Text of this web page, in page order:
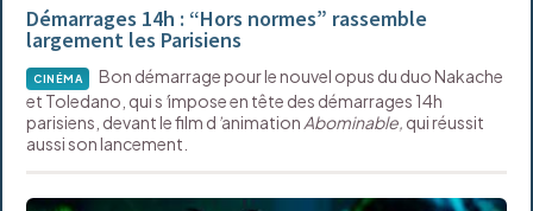
Démarrages 14h : “Hors normes” rassemble
largement les Parisiens
CINÉMA
Bon démarrage pour le nouvel opus du duo Nakache
et Toledano, qui s ’impose en tête des démarrages 14h
parisiens, devant le film d ’animation Abominable, qui réussit
aussi son lancement.